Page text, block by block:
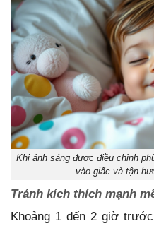
Khi ánh sáng được điều chỉnh
vào giấc và tận
Tránh kích thích mạnh
Khoảng 1 đến 2 giờ